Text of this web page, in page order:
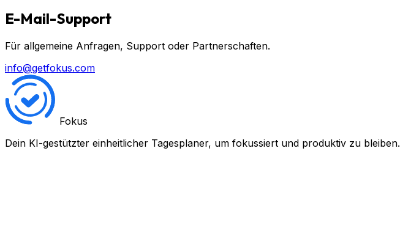
E-Mail-Support
Für allgemeine Anfragen, Support oder Partnerschaften.
info@getfokus.com
Fokus
Dein KI-gestützter einheitlicher Tagesplaner, um fokussiert und produktiv zu bleiben.